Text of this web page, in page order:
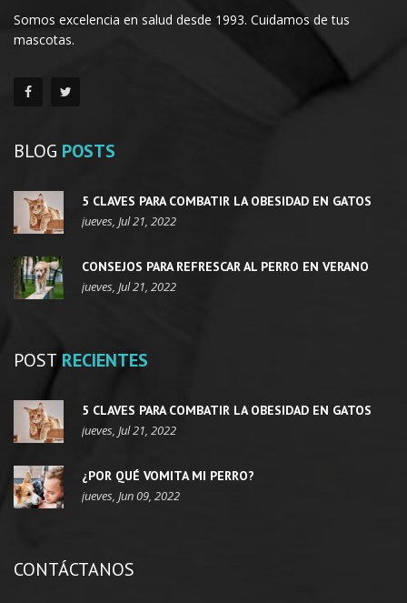
Somos excelencia en salud desde 1993. Cuidamos de tus
mascotas.
BLOG POSTS
5 CLAVES PARA COMBATIR LA OBESIDAD EN GATOS
jueves, Jul 21, 2022
CONSEJOS PARA REFRESCAR AL PERRO EN VERANO
jueves, Jul 21, 2022
POST RECIENTES
5 CLAVES PARA COMBATIR LA OBESIDAD EN GATOS
jueves, Jul 21, 2022
¿POR QUÉ VOMITA MI PERRO?
jueves, Jun 09, 2022
CONTÁCTANOS